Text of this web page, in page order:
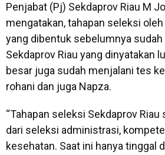
Penjabat (Pj) Sekdaprov Riau M
mengatakan, tahapan seleksi
yang dibentuk sebelumnya sudah
Sekdaprov Riau yang dinyatakan
besar juga sudah menjalani tes
rohani dan juga Napza.
“Tahapan seleksi Sekdaprov
dari seleksi administrasi,
kesehatan. Saat ini hanya tinggal